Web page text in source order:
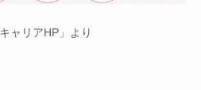
ャリアHP」より